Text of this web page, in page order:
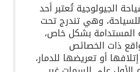
الجيولوجية تُعتبر أحد
للسياحة، وهي تندرج تحت
بشكل خاص،
ذات الخصائص
أو تعريضها للدمار،